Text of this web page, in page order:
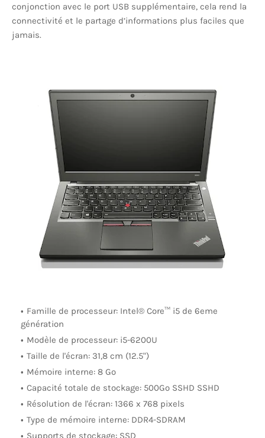
conjonction avec le port USB supplémentaire, cela rend la
connectivité et le partage d’informations plus faciles que
jamais.
Famille de processeur: Intel® Core™ i5 de 6eme
génération
Modèle de processeur: i5-6200U
Taille de l'écran: 31,8 cm (12.5")
Mémoire interne: 8 Go
Capacité totale de stockage: 500Go SSHD SSHD
Résolution de l'écran: 1366 x 768 pixels
Type de mémoire interne: DDR4-SDRAM
Supports de stockage: SSD